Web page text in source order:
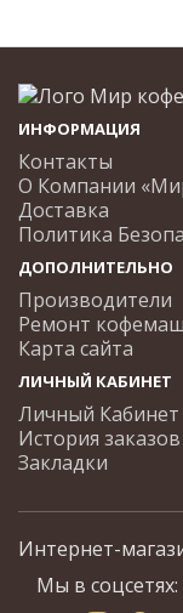
ИНФОРМАЦИЯ
Контакты
О Компании
Доставка
Политика
ДОПОЛНИТЕЛЬНО
Производители
Ремонт
Карта сайта
ЛИЧНЫЙ КАБИНЕТ
Личный Кабинет
История заказов
Закладки
Интернет-
Мы в соцсетях: